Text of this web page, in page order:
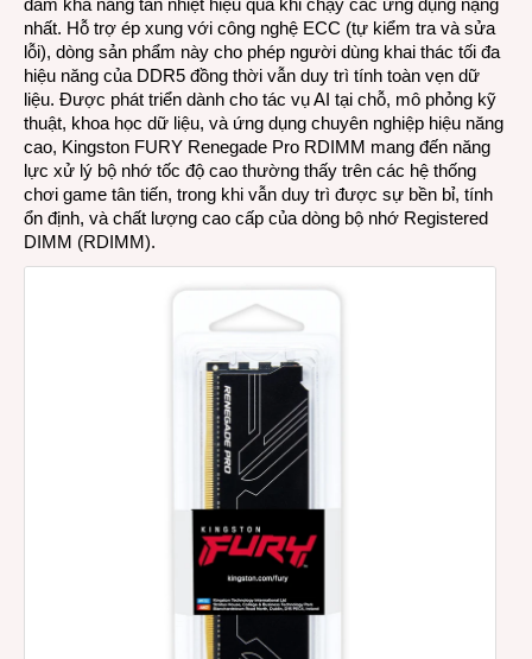
nhất. Hỗ trợ ép xung với công nghệ ECC (tự kiểm tra và sửa
lỗi), dòng sản phẩm này cho phép người dùng khai thác tối đa
hiệu năng của DDR5 đồng thời vẫn duy trì tính toàn vẹn dữ
liệu. Được phát triển dành cho tác vụ AI tại chỗ, mô phỏng kỹ
thuật, khoa học dữ liệu, và ứng dụng chuyên nghiệp hiệu năng
cao, Kingston FURY Renegade Pro RDIMM mang đến năng
lực xử lý bộ nhớ tốc độ cao thường thấy trên các hệ thống
chơi game tân tiến, trong khi vẫn duy trì được sự bền bỉ, tính
ổn định, và chất lượng cao cấp của dòng bộ nhớ Registered
DIMM (RDIMM).